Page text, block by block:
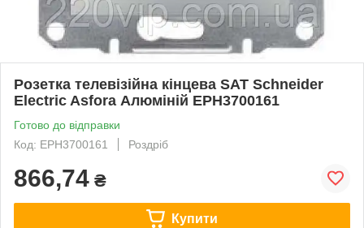
Розетка телевізійна кінцева SAT Schneider
Electric Asfora Алюміній EPH3700161
Готово до відправки
Код: EPH3700161
Роздріб
866,74 ₴
Купити